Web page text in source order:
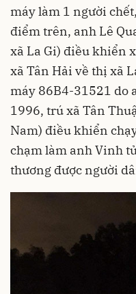
máy làm 1 người
điểm trên, anh Lê
xã La Gi) điều khiển
xã Tân Hải về thị xã
máy 86B4-31521 do
1996, trú xã Tân
Nam) điều khiển
chạm làm anh Vinh
thương được người